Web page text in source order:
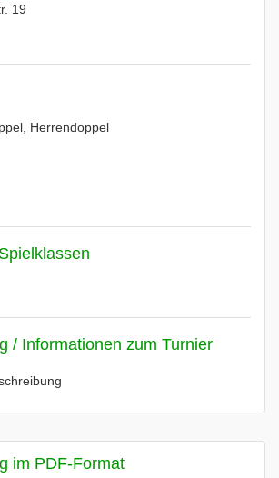
19
Herrendoppel
/ Informationen zum Turnier
im PDF-Format